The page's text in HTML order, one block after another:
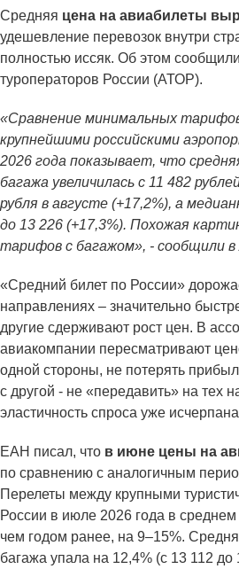
Средняя цена на авиабилеты
удешевление перевозок внутри
полностью иссяк. Об этом
туроператоров России (АТОР).
«Сравнение минимальных
крупнейшими российскими
2026 года показывает, что
багажа увеличилась с 11 482
рубля в августе (+17,2%), а
до 13 226 (+17,3%). Похожая
тарифов с багажом», - сообщили в
«Средний билет по России»
направлениях – значительно
другие сдерживают рост цен. В
авиакомпании пересматривают
одной стороны, не потерять
с другой - не «передавить» на тех
эластичность спроса уже
ЕАН писал, что в июне цены на
по сравнению с аналогичным
Перелеты между крупными
России в июле 2026 года в
чем годом ранее, на 9–15%.
багажа упала на 12,4% (с 13 112 до